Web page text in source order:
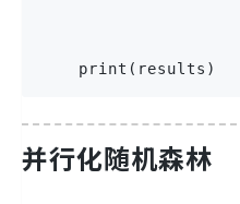
    print(results)
并行化随机森林